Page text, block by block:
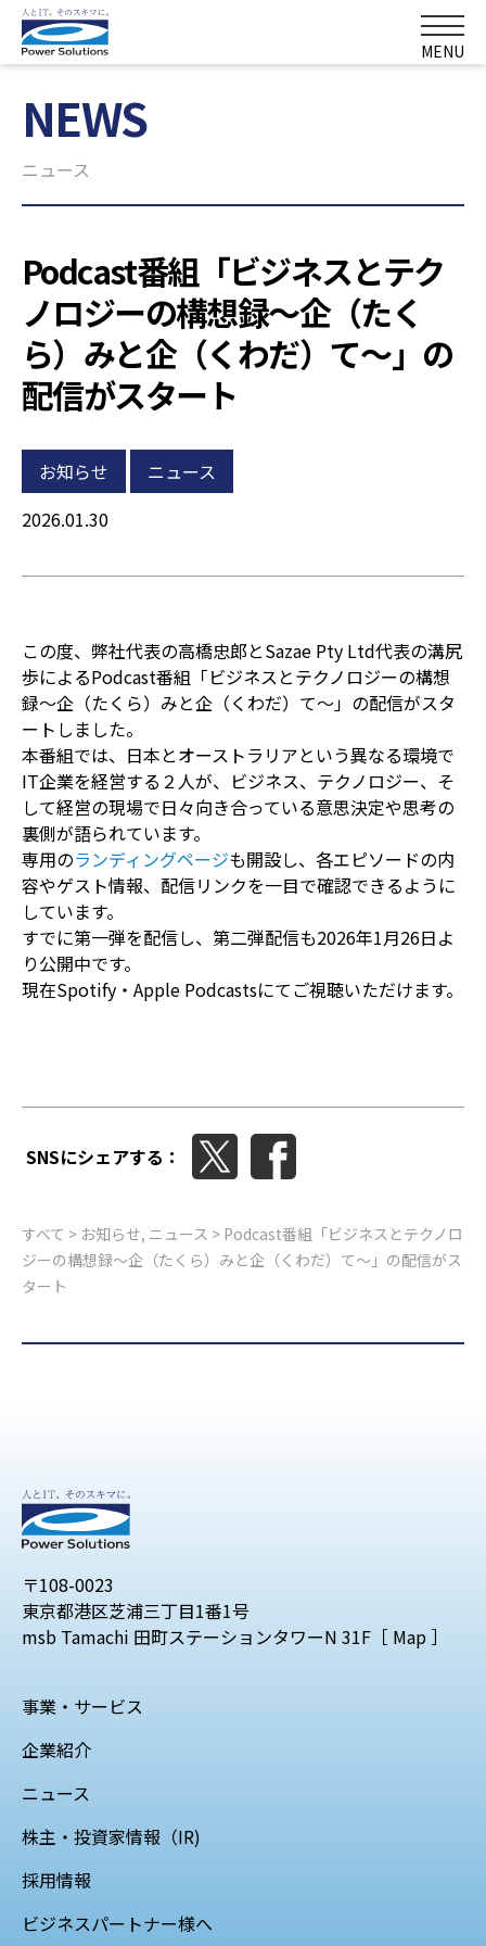
MENU
NEWS
ニュース
Podcast番組「ビジネスとテク
ノロジーの構想録～企（たく
ら）みと企（くわだ）て～」の
配信がスタート
お知らせ
ニュース
2026.01.30
この度、弊社代表の高橋忠郎とSazae Pty Ltd代表の溝尻
歩によるPodcast番組「ビジネスとテクノロジーの構想
録～企（たくら）みと企（くわだ）て～」の配信がスタ
ートしました。
本番組では、日本とオーストラリアという異なる環境で
IT企業を経営する２人が、ビジネス、テクノロジー、そ
して経営の現場で日々向き合っている意思決定や思考の
裏側が語られています。
専用のランディングページも開設し、各エピソードの内
容やゲスト情報、配信リンクを一目で確認できるように
しています。
すでに第一弾を配信し、第二弾配信も2026年1月26日よ
り公開中です。
現在Spotify・Apple Podcastsにてご視聴いただけます。
SNSにシェアする：
すべて > お知らせ, ニュース > Podcast番組「ビジネスとテクノロ
ジーの構想録～企（たくら）みと企（くわだ）て～」の配信がス
タート
〒108-0023
東京都港区芝浦三丁目1番1号
msb Tamachi 田町ステーションタワーN 31F［ Map ］
事業・サービス
企業紹介
ニュース
株主・投資家情報（IR)
採用情報
ビジネスパートナー様へ